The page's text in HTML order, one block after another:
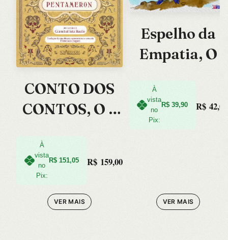
CONTO DOS
CONTOS, O –
À
vista
no
Pix:
R$ 151,05 R$ 159,00
VER MAIS
Espelho da
Empatia, O
À
vista
no
Pix:
R$ 39,90 R$ 42,00
VER MAIS